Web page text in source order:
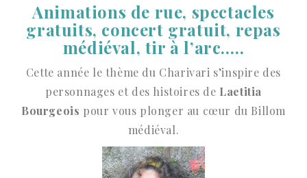
Animations de rue, spectacles
gratuits, concert gratuit, repas
médiéval, tir à l’arc…..
Cette année le thème du Charivari s’inspire des
personnages et des histoires de Laetitia
Bourgeois pour vous plonger au cœur du Billom
médiéval.